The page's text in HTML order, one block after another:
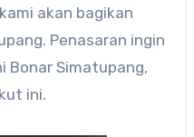
Penasaran ingin
Bonar Simatupang,
ini.